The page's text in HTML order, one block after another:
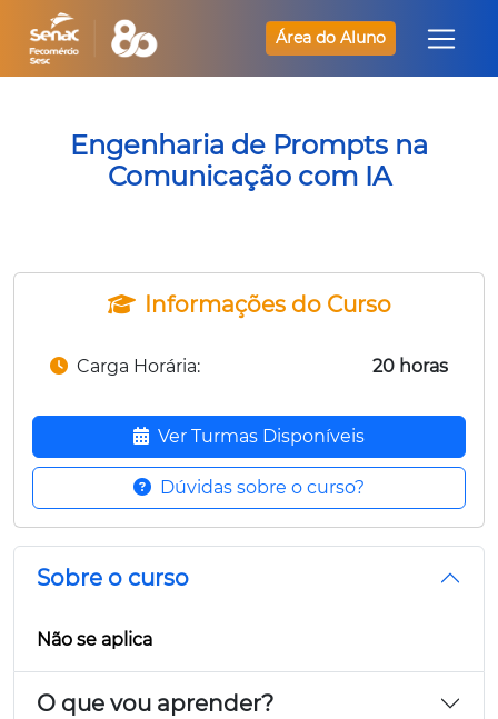
Área do Aluno
Engenharia de Prompts na
Comunicação com IA
Informações do Curso
Carga Horária: 20 horas
Ver Turmas Disponíveis
Dúvidas sobre o curso?
Sobre o curso
Não se aplica
O que vou aprender?